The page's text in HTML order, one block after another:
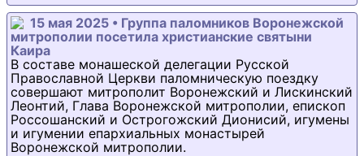
15 мая 2025 • Группа паломников Воронежской
митрополии посетила христианские святыни
Каира
В составе монашеской делегации Русской
Православной Церкви паломническую поездку
совершают митрополит Воронежский и Лискинский
Леонтий, Глава Воронежской митрополии, епископ
Россошанский и Острогожский Дионисий, игумены
и игумении епархиальных монастырей
Воронежской митрополии.